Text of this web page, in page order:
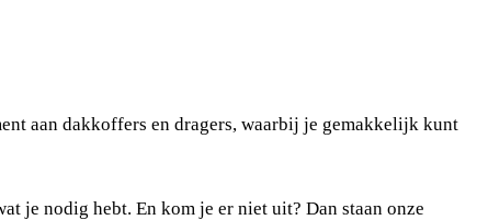
aan dakkoffers en dragers, waarbij je gemakkelijk kunt
je nodig hebt. En kom je er niet uit? Dan staan onze